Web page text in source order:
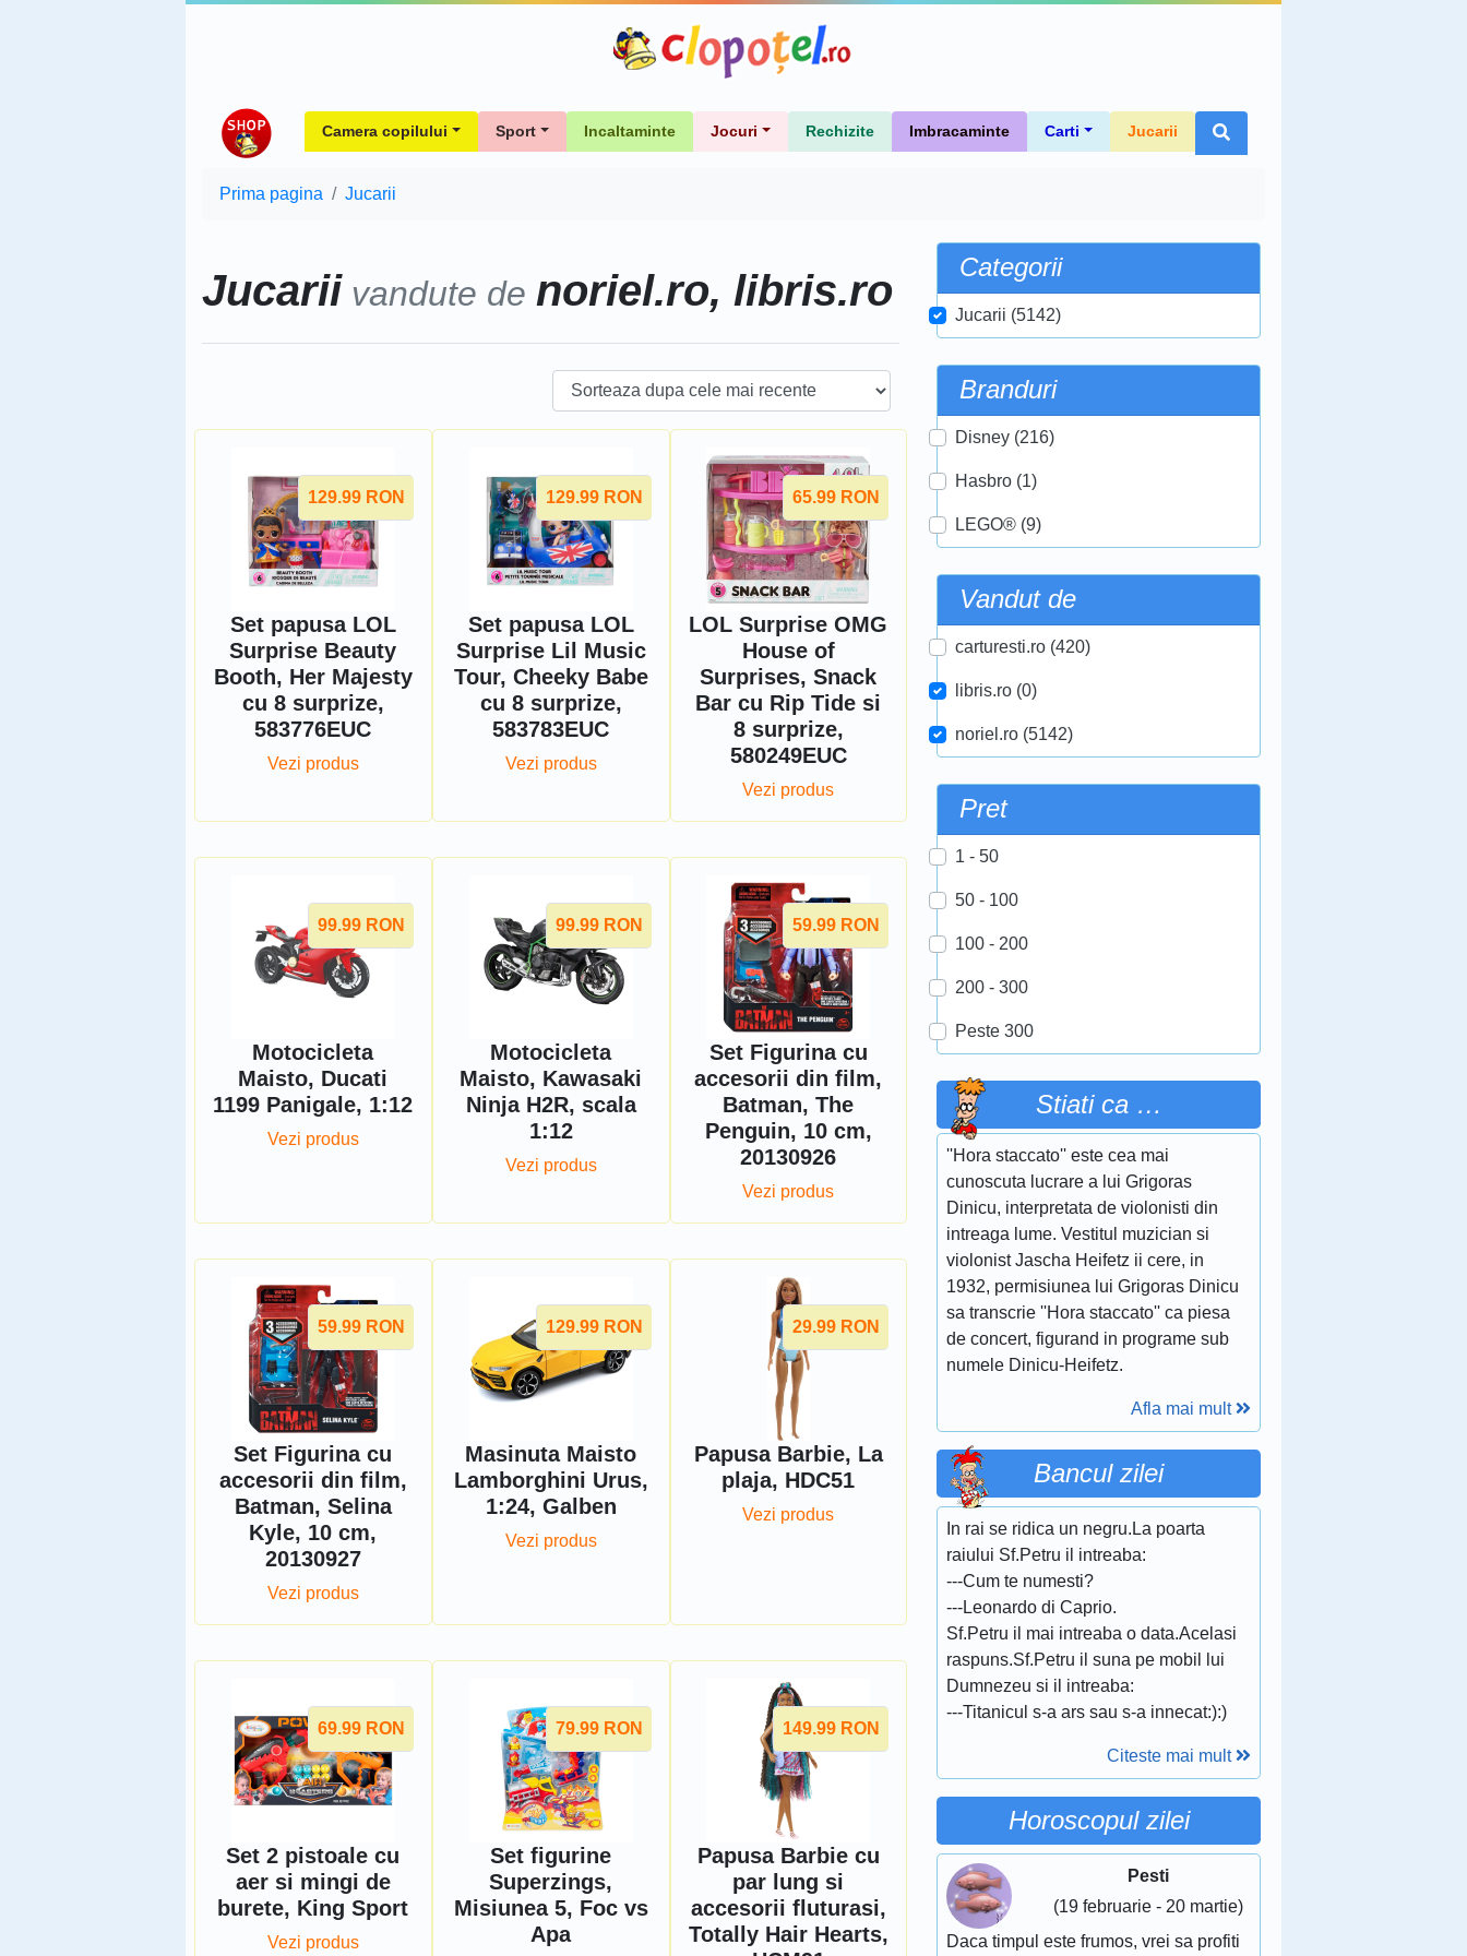
Camera copilului Sport Incaltaminte Jocuri Rechizite Imbracaminte Carti Jucarii
Prima pagina Jucarii
Jucarii vandute de noriel.ro, libris.ro
129.99 RON
Set papusa LOL
Surprise Beauty
Booth, Her Majesty
cu 8 surprize,
583776EUC
Vezi produs
129.99 RON
Set papusa LOL
Surprise Lil Music
Tour, Cheeky Babe
cu 8 surprize,
583783EUC
Vezi produs
65.99 RON
LOL Surprise OMG
House of
Surprises, Snack
Bar cu Rip Tide si
8 surprize,
580249EUC
Vezi produs
99.99 RON
Motocicleta
Maisto, Ducati
1199 Panigale, 1:12
Vezi produs
99.99 RON
Motocicleta
Maisto, Kawasaki
Ninja H2R, scala
1:12
Vezi produs
59.99 RON
Set Figurina cu
accesorii din film,
Batman, The
Penguin, 10 cm,
20130926
Vezi produs
59.99 RON
Set Figurina cu
accesorii din film,
Batman, Selina
Kyle, 10 cm,
20130927
Vezi produs
129.99 RON
Masinuta Maisto
Lamborghini Urus,
1:24, Galben
Vezi produs
29.99 RON
Papusa Barbie, La
plaja, HDC51
Vezi produs
69.99 RON
Set 2 pistoale cu
aer si mingi de
burete, King Sport
Vezi produs
79.99 RON
Set figurine
Superzings,
Misiunea 5, Foc vs
Apa
149.99 RON
Papusa Barbie cu
par lung si
accesorii fluturasi,
Totally Hair Hearts,
Categorii
Jucarii (5142)
Branduri
Disney (216)
Hasbro (1)
LEGO® (9)
Vandut de
carturesti.ro (420)
libris.ro (0)
noriel.ro (5142)
Pret
1 - 50
50 - 100
100 - 200
200 - 300
Peste 300
Stiati ca …
''Hora staccato'' este cea mai
cunoscuta lucrare a lui Grigoras
Dinicu, interpretata de violonisti din
intreaga lume. Vestitul muzician si
violonist Jascha Heifetz ii cere, in
1932, permisiunea lui Grigoras Dinicu
sa transcrie ''Hora staccato'' ca piesa
de concert, figurand in programe sub
numele Dinicu-Heifetz.
Afla mai mult
Bancul zilei
In rai se ridica un negru.La poarta
raiului Sf.Petru il intreaba:
---Cum te numesti?
---Leonardo di Caprio.
Sf.Petru il mai intreaba o data.Acelasi
raspuns.Sf.Petru il suna pe mobil lui
Dumnezeu si il intreaba:
---Titanicul s-a ars sau s-a innecat:):)
Citeste mai mult
Horoscopul zilei
Pesti
(19 februarie - 20 martie)
Daca timpul este frumos, vrei sa profiti